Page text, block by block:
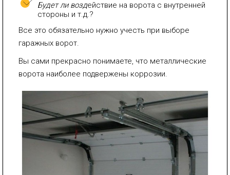
Будет ли воздействие на ворота с внутренней
стороны и т.д.?
Все это обязательно нужно учесть при выборе
гаражных ворот.
Вы сами прекрасно понимаете, что металлические
ворота наиболее подвержены коррозии.